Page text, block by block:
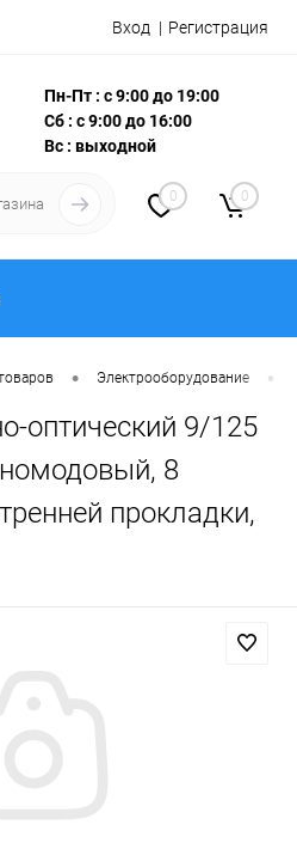
Вход Регистрация
Пн-Пт : с 9:00 до 19:00
Сб : с 9:00 до 16:00
Вс : выходной
0 0
• Электрооборудование •
оптический 9/125
8
прокладки,